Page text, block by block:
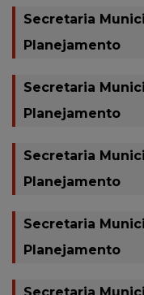
Secretaria
Planejamento
Secretaria
Planejamento
Secretaria
Planejamento
Secretaria
Planejamento